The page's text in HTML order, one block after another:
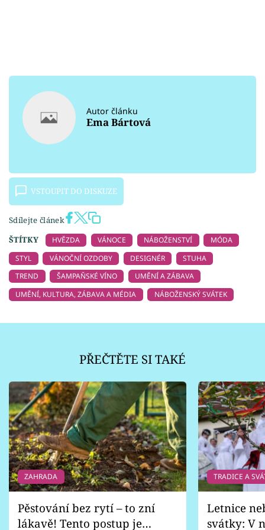
Autor článku
Ema Bártová
VSTOUPIT DO DISKUZE
Sdílejte článek
ŠTÍTKY
HVĚZDA VÁNOCE NÁBOŽENSTVÍ
MÓDA
STYL
VÁNOČNÍ OZDOBY DESIGNÉR
STUHA
TREND
ŠAMPAŇSKÉ VÍNO
UMĚNÍ A ZÁBAVA
UMĚNÍ, KULTURA, ZÁBAVA A MÉDIA
NÁBOŽENSKÝ SVÁTEK
PŘEČTĚTE SI TAKÉ
ZAHRADA
Pěstování bez rytí – to zní
lákavě! Tento postup je
TRADICE A
Letnice
svátky: V